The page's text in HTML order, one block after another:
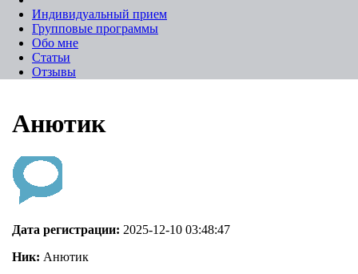
Индивидуальный прием
Групповые программы
Обо мне
Статьи
Отзывы
Анютик
Дата регистрации: 2025-12-10 03:48:47
Ник: Анютик